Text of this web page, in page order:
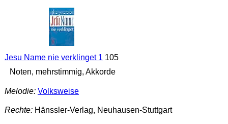
Jesu Name nie verklinget 1 105
Noten, mehrstimmig, Akkorde
Melodie: Volksweise
Rechte:Hänssler-Verlag, Neuhausen-Stuttgart